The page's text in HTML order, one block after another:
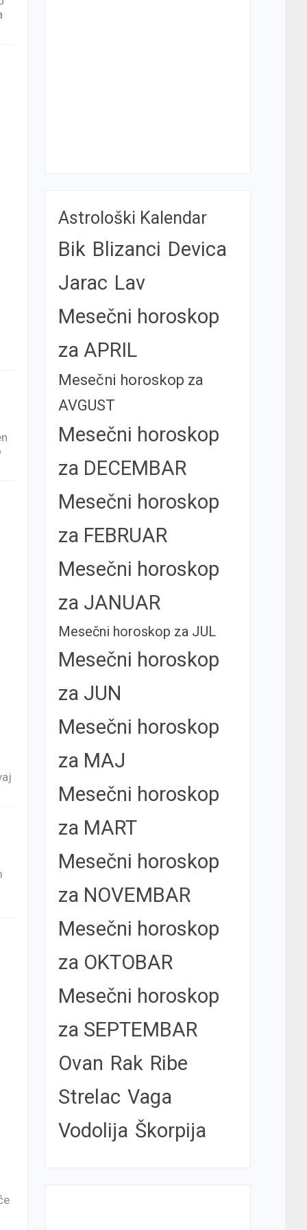
Astrološki Kalendar
Bik Blizanci Devica
Jarac Lav
Mesečni horoskop
za APRIL
Mesečni horoskop za
AVGUST
Mesečni horoskop
za DECEMBAR
Mesečni horoskop
za FEBRUAR
Mesečni horoskop
za JANUAR
Mesečni horoskop za JUL
Mesečni horoskop
za JUN
Mesečni horoskop
za MAJ
Mesečni horoskop
za MART
Mesečni horoskop
za NOVEMBAR
Mesečni horoskop
za OKTOBAR
Mesečni horoskop
za SEPTEMBAR
Ovan Rak Ribe
Strelac Vaga
Vodolija Škorpija